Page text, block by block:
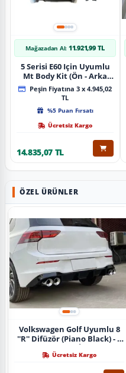
Mağazadan Al: 11.921,99 TL
5 Serisi E60 Için Uyumlu
Mt Body Kit (Ön - Arka
Tampon -Marspiyel )
Peşin Fiyatına 3 x 4.945,02
TL
%5 Puan Fırsatı
Ücretsiz Kargo
14.835,07 TL
ÖZEL ÜRÜNLER
Volkswagen Golf Uyumlu 8
''R'' Difüzör (Piano Black) - 4
Paket İçin)
Ücretsiz Kargo